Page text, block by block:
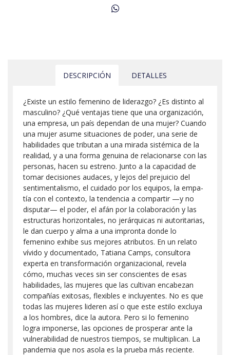
DESCRIPCIÓN DETALLES
¿Existe un estilo femenino de liderazgo? ¿Es distinto al
masculi­no? ¿Qué ventajas tiene que una organización,
una empresa, un país dependan de una mujer? Cuando
una mujer asume situaciones de poder, una serie de
ha­bilidades que tributan a una mirada sistémica de la
realidad, y a una forma genuina de relacionarse con las
personas, hacen su estreno. Junto a la capacidad de
tomar decisiones audaces, y lejos del pre­juicio del
sentimentalismo, el cuidado por los equipos, la empa­
tía con el contexto, la tendencia a compartir —y no
disputar— el poder, el afán por la colaboración y las
estructuras horizontales, no jerárquicas ni autoritarias,
le dan cuerpo y alma a una im­pronta donde lo
femenino exhibe sus mejores atributos. En un relato
vívido y documentado, Tatiana Camps, consultora
experta en transformación organizacional, revela
cómo, muchas veces sin ser conscientes de esas
habilidades, las mujeres que las cultivan encabezan
compañías exitosas, flexibles e incluyentes. No es que
todas las mujeres lideren así o que este estilo excluya
a los hombres, dice la autora. Pero si lo femenino
logra imponer­se, las opciones de prosperar ante la
vulnerabilidad de nuestros tiempos, se multiplican. La
pandemia que nos asola es la prueba más reciente.